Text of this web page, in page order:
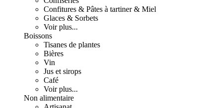
Confitures & Pâtes à tartiner & Miel
Glaces & Sorbets
Voir plus...
Boissons
Tisanes de plantes
Bières
Vin
Jus et sirops
Café
Voir plus...
Non alimentaire